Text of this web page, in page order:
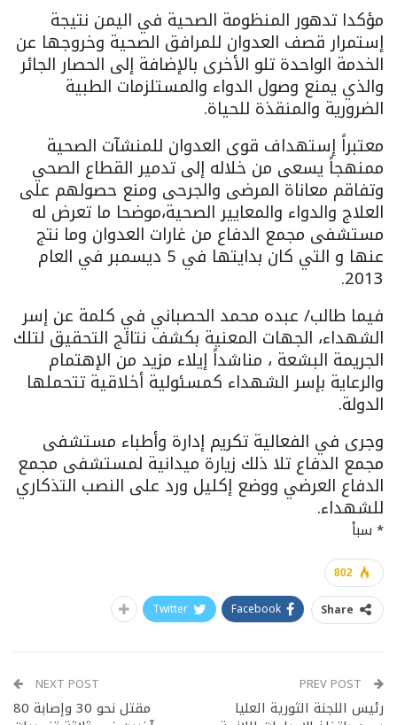
مؤكدا تدهور المنظومة الصحية في اليمن نتيجة
إستمرار قصف العدوان للمرافق الصحية وخروجها عن
الخدمة الواحدة تلو الأخرى بالإضافة إلى الحصار الجائر
والذي يمنع وصول الدواء والمستلزمات الطبية
الضرورية والمنقذة للحياة.
معتبراً إستهداف قوى العدوان للمنشآت الصحية
ممنهجاً يسعى من خلاله إلى تدمير القطاع الصحي
وتفاقم معاناة المرضى والجرحى ومنع حصولهم على
العلاج والدواء والمعايير الصحية،موضحا ما تعرض له
مستشفى مجمع الدفاع من غارات العدوان وما نتج
عنها و التي كان بدايتها في 5 ديسمبر في العام
2013.
فيما طالب/ عبده محمد الحصباني في كلمة عن إسر
الشهداء، الجهات المعنية بكشف نتائج التحقيق لتلك
الجريمة البشعة ، مناشداً إيلاء مزيد من الإهتمام
والرعاية بإسر الشهداء كمسئولية أخلاقية تتحملها
الدولة.
وجرى في الفعالية تكريم إدارة وأطباء مستشفى
مجمع الدفاع تلا ذلك زيارة ميدانية لمستشفى مجمع
الدفاع العرضي ووضع إكليل ورد على النصب التذكاري
للشهداء.
* سبأ
802
Share
Facebook
Twitter
رئيس اللجنة الثورية العليا
NEXT POST
مقتل نحو 30 وإصابة 80